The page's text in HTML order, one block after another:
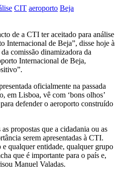
CIT aeroporto Beja
de a CTI ter aceitado para análise
Internacional de Beja”, disse hoje à
comissão dinamizadora da
Internacional de Beja,
oficialmente na passada
em Lisboa, vê com ‘bons olhos’
defender o aeroporto construído
propostas que a cidadania ou as
serem apresentadas à CTI.
qualquer entidade, qualquer grupo
que é importante para o país e,
Manuel Valadas.